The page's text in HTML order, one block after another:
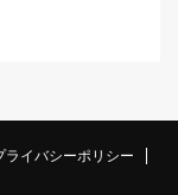
ライバシーポリシー